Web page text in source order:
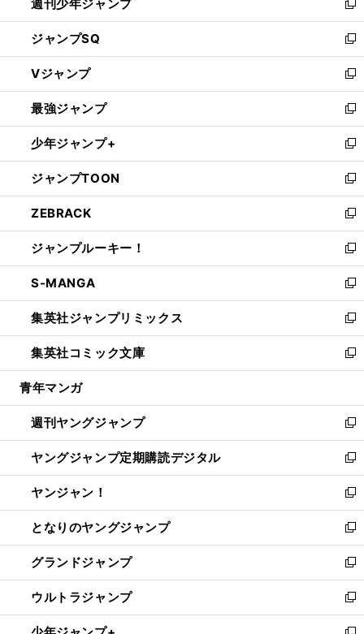
く
週刊少年ジャンプ
新
し
い
ウ
ィ
ン
ド
ウ
で
開
く
ジャンプSQ
新
し
い
ウ
ィ
ン
ド
ウ
で
開
く
Vジャンプ
新
し
い
ウ
ィ
ン
ド
ウ
で
開
く
最強ジャンプ
新
し
い
ウ
ィ
ン
ド
ウ
で
開
く
少年ジャンプ+
新
し
い
ウ
ィ
ン
ド
ウ
で
開
く
ジャンプTOON
新
し
い
ウ
ィ
ン
ド
ウ
で
開
く
ZEBRACK
新
し
い
ウ
ィ
ン
ド
ウ
で
開
ジャンプルーキー！
新
し
い
ウ
ィ
ン
ド
ウ
開
く
S-MANGA
新
し
い
ウ
ィ
ン
ウ
で
開
く
集英社ジャンプリミックス
新
し
い
ウ
ン
ド
ウ
で
開
く
集英社コミック文庫
新
し
ウ
ィ
ン
ド
ウ
で
開
く
青年マンガ
週刊ヤングジャンプ
新
し
い
ウ
ィ
ン
ド
ウ
で
開
く
ヤングジャンプ定期購読デジタル
新
し
い
ウ
ィ
ン
ド
ウ
で
開
ヤンジャン！
新
し
い
ウ
ィ
ン
ド
ウ
となりのヤングジャンプ
新
し
い
ウ
ィ
ン
グランドジャンプ
新
し
い
ウ
ウルトラジャンプ
新
し